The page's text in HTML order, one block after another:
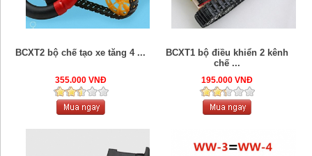
BCXT2 bộ chế tạo xe tăng 4 ...
355.000 VNĐ
BCXT1 bộ điều khiển 2 kênh
chế ...
195.000 VNĐ